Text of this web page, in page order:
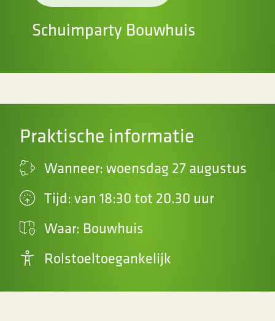
Schuimparty Bouwhuis
Praktische informatie
Wanneer: woensdag 27 augustus
Tijd: van 18:30 tot 20.30 uur
Waar: Bouwhuis
Rolstoeltoegankelijk